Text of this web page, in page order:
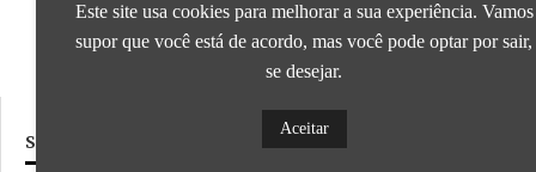
APRESENTADO POR BRAPEX
SIGA NOSSAS REDES SOCIAIS
Este site usa cookies para melhorar a sua experiência. Vamos
supor que você está de acordo, mas você pode optar por sair,
se desejar.
Aceitar